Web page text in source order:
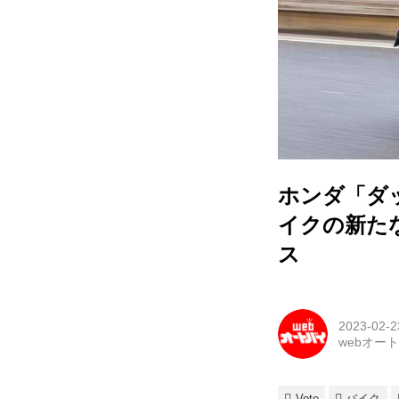
ホンダ「ダ
イクの新た
ス
2023-02-
webオー